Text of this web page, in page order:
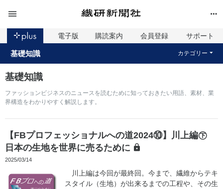
電子版 購読案内 会員登録 サポート
基礎知識 カテゴリー
基礎知識
ファッションビジネスのニュースを読むために知っておきたい用語、素材、業
界構造をわかりやすく解説します。
【FBプロフェッショナルへの道2024⑩】川上編㊦
日本の生地を世界に売るために
2025/03/14
川上編は今回が最終回。今まで、繊維からテキ
スタイル（生地）が出来るまでの工程や、その生